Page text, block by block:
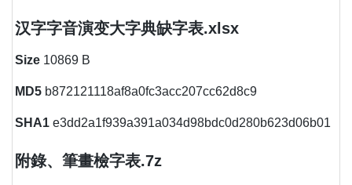
汉字字音演变大字典缺字表.xlsx
Size 10869 B
MD5 b872121118af8a0fc3acc207cc62d8c9
SHA1 e3dd2a1f939a391a034d98bdc0d280b623d06b01
附錄、筆畫檢字表.7z